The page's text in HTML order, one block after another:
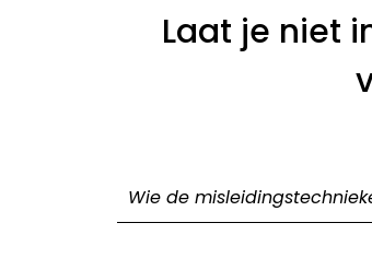
Laat je niet
Wie de